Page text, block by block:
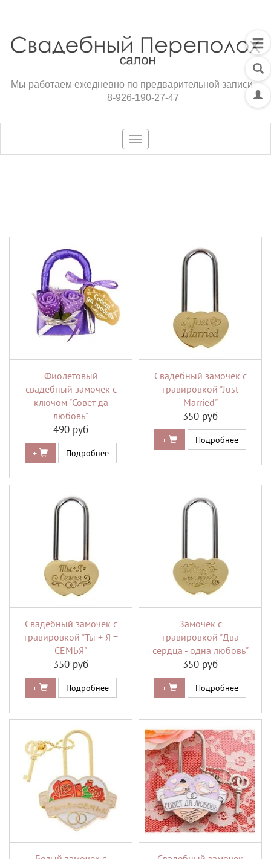
Мы работаем ежедневно по предварительной записи
8-926-190-27-47
Toggle
navigation
Фиолетовый
свадебный замочек с
ключом "Совет да
любовь"
490 руб
+ Подробнее
Свадебный замочек с
гравировкой "Just
Married"
350 руб
+ Подробнее
Свадебный замочек с
гравировкой "Ты + Я =
СЕМЬЯ"
350 руб
+ Подробнее
Замочек с
гравировкой "Два
сердца - одна любовь"
350 руб
+ Подробнее